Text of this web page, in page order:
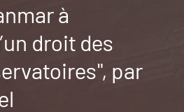
à
droit des
par